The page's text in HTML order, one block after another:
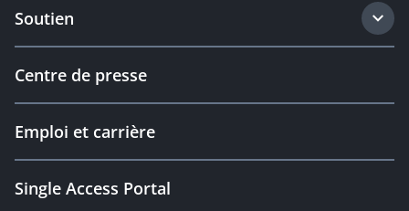
Soutien
Centre de presse
Emploi et carrière
Single Access Portal